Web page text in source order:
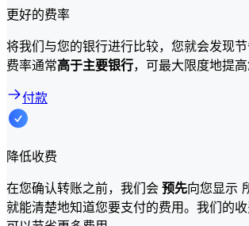
更好的费率
将我们与您的银行进行比较，您就会发现
费率通常高于主要银行，可最大限度地提高
付款
降低收费
在您确认转账之前，我们会 预先向您显示
就能清楚地知道您要支付的费用。我们的